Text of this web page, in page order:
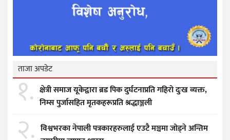
ताजा अपडेट
१. क्षेत्री समाज यूकेद्वारा ब्रड पिक दुर्घटनाप्रति गहिरो दुःख व्यक्त,
निम्स पुर्जासहित मृतकहरूप्रति श्रद्धाञ्जली
२. विश्वभरका नेपाली पत्रकारहरुलाई एउटै मञ्चमा जोड्ने अन्तिम